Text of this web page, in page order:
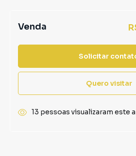
Venda
Solicitar
Quero visitar
13 pessoas visualizaram este